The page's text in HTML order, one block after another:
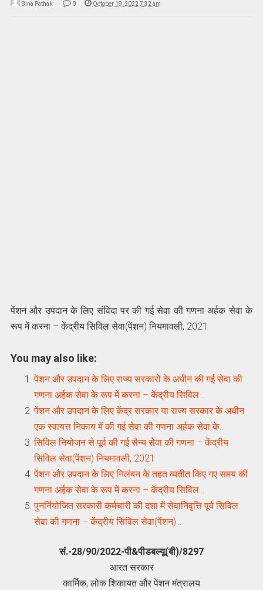
Bina Pathak 0 October 19, 2022 7:32 am
पेंशन और उपदान के लिए संविदा पर की गई सेवा की गणना अर्हक सेवा के
रूप में करना – केंद्रीय सिविल सेवा(पेंशन) नियमावली, 2021
You may also like:
पेंशन और उपदान के लिए राज्य सरकारों के अधीन की गई सेवा की
गणना अर्हक सेवा के रूप में करना – केंद्रीय सिविल…
पेंशन और उपदान के लिए केंद्र सरकार या राज्य सरकार के अधीन
एक स्वायत्त निकाय में की गई सेवा की गणना अर्हक सेवा के…
सिविल नियोजन से पूर्व की गई सैन्य सेवा की गणना – केंद्रीय
सिविल सेवा(पेंशन) नियमावली, 2021
पेंशन और उपदान के लिए निलंबन के तहत व्यतीत किए गए समय की
गणना अर्हक सेवा के रूप में करना – केंद्रीय सिविल…
पुनर्नियोजित सरकारी कर्मचारी की दशा में सेवानिवृत्ति पूर्व सिविल
सेवा की गणना – केंद्रीय सिविल सेवा(पेंशन)…
सं.-28/90/2022-पी&पीडबल्यू(बी)/8297
आरत सरकार
कार्मिक, लोक शिकायत और पेंशन मंत्रालय